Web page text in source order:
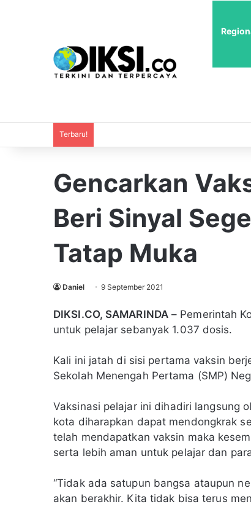
Terbaru!
Gencarkan
Beri Sinyal
Tatap Muka
Daniel 9 September 2021
DIKSI.CO, SAMARINDA– Pemerintah
untuk pelajar sebanyak 1.037 dosis.
Kali ini jatah di sisi pertama vaksin
Sekolah Menengah Pertama (SMP)
Vaksinasi pelajar ini dihadiri langsung
kota diharapkan dapat mendongkrak
telah mendapatkan vaksin maka
serta lebih aman untuk pelajar dan
“Tidak ada satupun bangsa ataupun
akan berakhir. Kita tidak bisa terus